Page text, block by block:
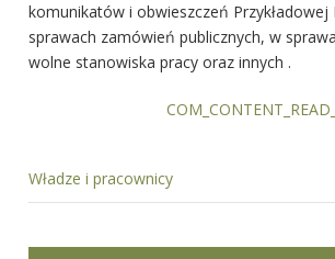
komunikatów i obwieszczeń
sprawach zamówień publicznych, w
wolne stanowiska pracy oraz innych .
Władze i pracownicy